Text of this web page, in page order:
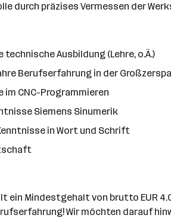
durch präzises Vermessen der
Ausbildung (Lehre, o.Ä.)
Berufserfahrung in der
im CNC-Programmieren
Siemens Sinumerik
in Wort und Schrift
ein Mindestgehalt von brutto EUR
Wir möchten darauf